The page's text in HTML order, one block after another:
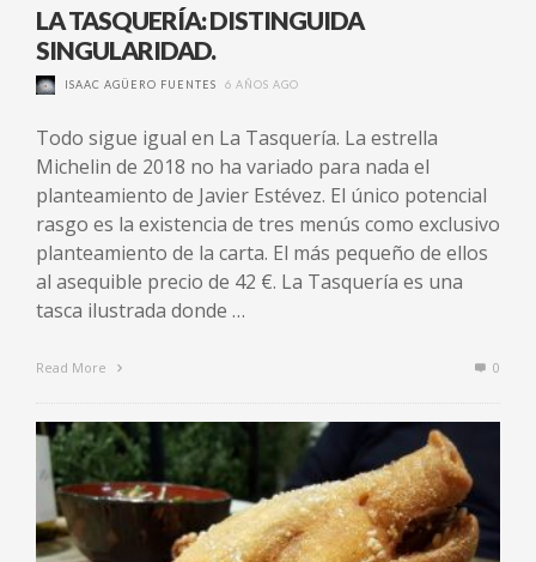
LA TASQUERÍA: DISTINGUIDA
SINGULARIDAD.
ISAAC AGÜERO FUENTES 6 AÑOS AGO
Todo sigue igual en La Tasquería. La estrella
Michelin de 2018 no ha variado para nada el
planteamiento de Javier Estévez. El único potencial
rasgo es la existencia de tres menús como exclusivo
planteamiento de la carta. El más pequeño de ellos
al asequible precio de 42 €. La Tasquería es una
tasca ilustrada donde …
Read More 0